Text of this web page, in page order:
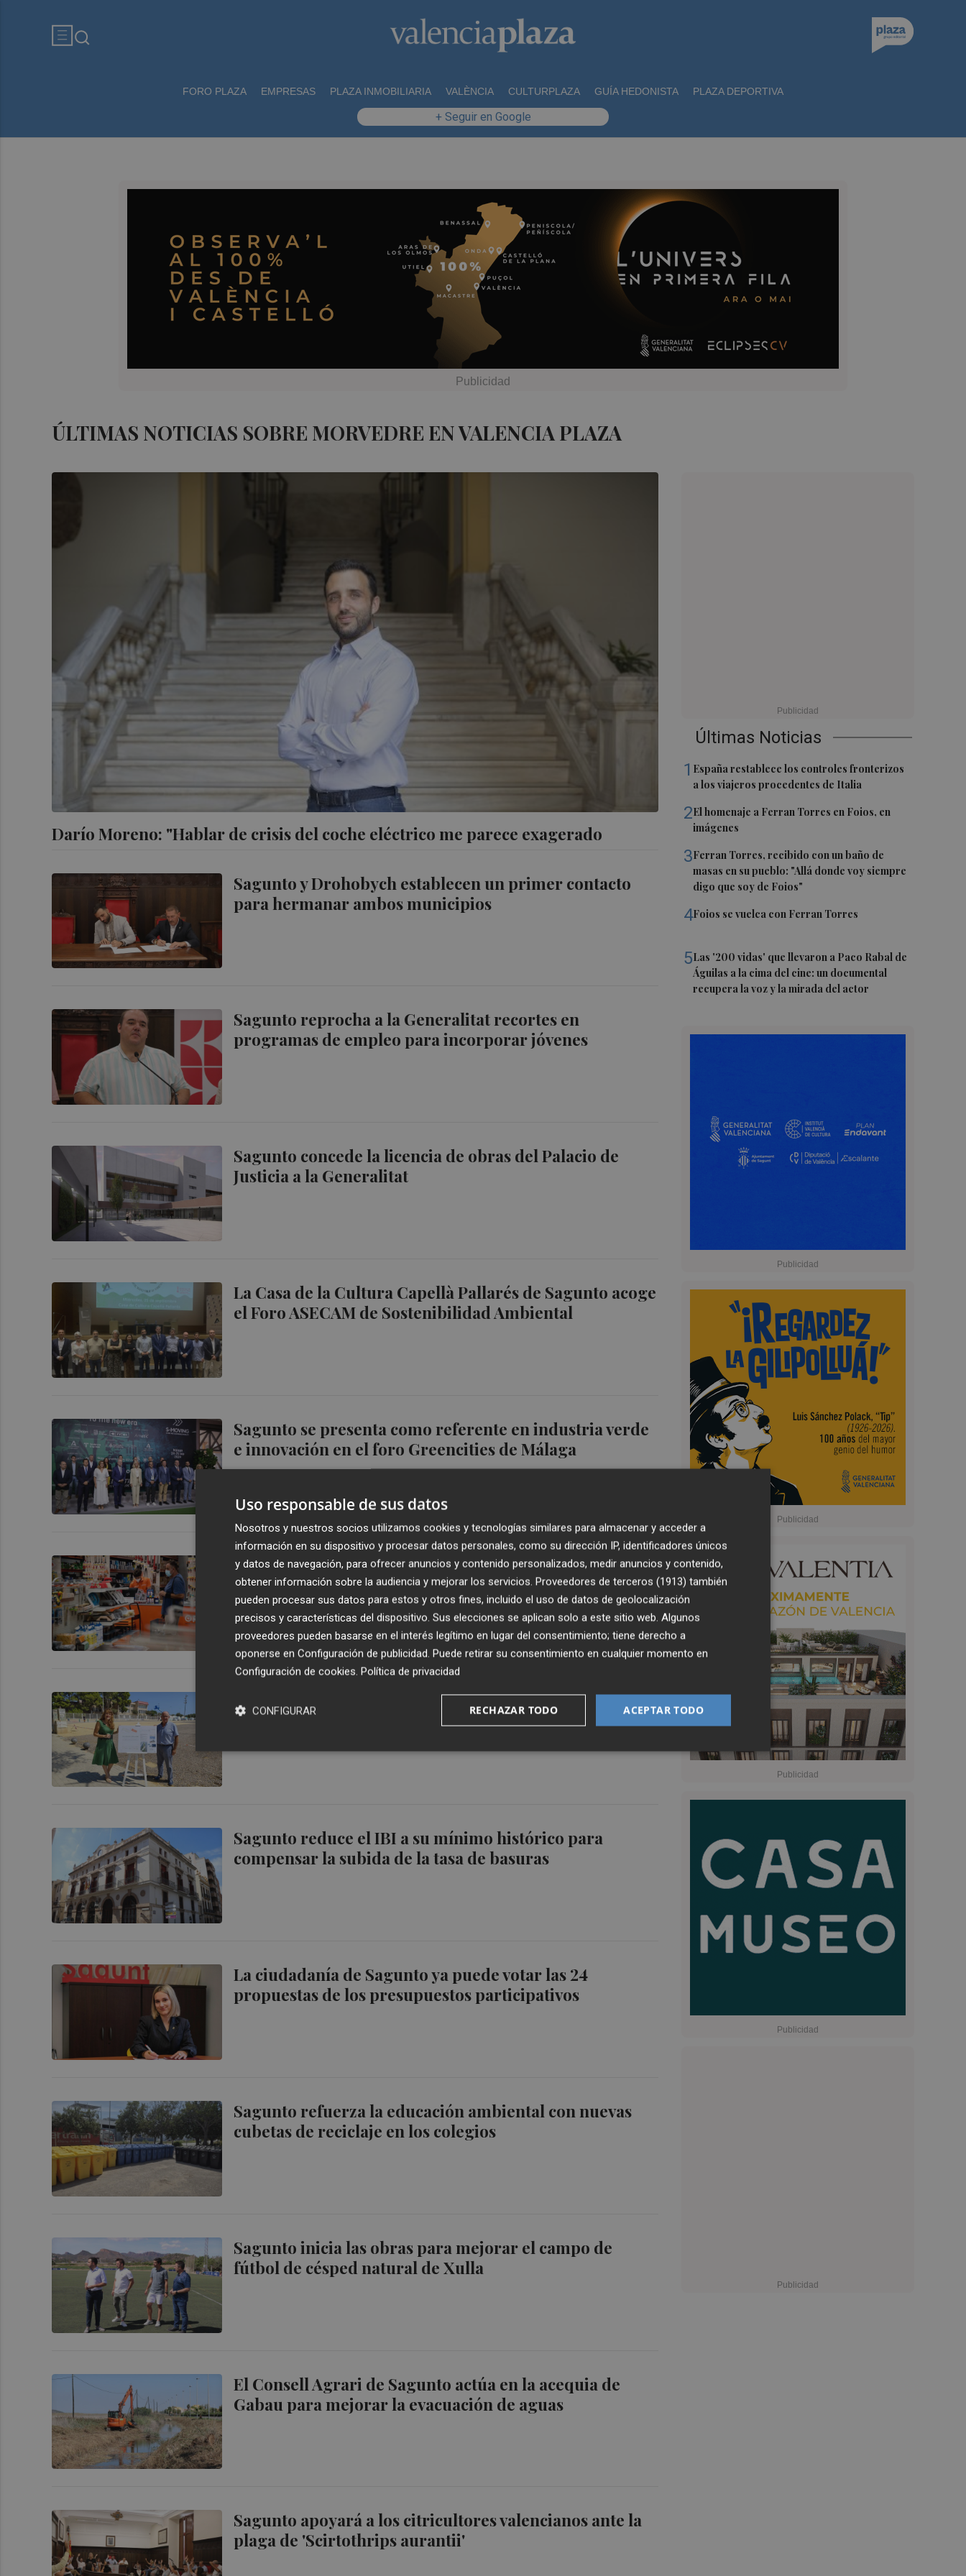
FORO PLAZA EMPRESAS PLAZA INMOBILIARIA VALÈNCIA CULTURPLAZA GUÍA HEDONISTA PLAZA DEPORTIVA
+ Seguir en Google
ÚLTIMAS NOTICIAS SOBRE MORVEDRE EN VALENCIA PLAZA
Darío Moreno: "Hablar de crisis del coche eléctrico me parece exagerado
Sagunto y Drohobych establecen un primer contacto
para hermanar ambos municipios
Sagunto reprocha a la Generalitat recortes en
programas de empleo para incorporar jóvenes
Sagunto concede la licencia de obras del Palacio de
Justicia a la Generalitat
La Casa de la Cultura Capellà Pallarés de Sagunto acoge
el Foro ASECAM de Sostenibilidad Ambiental
Sagunto se presenta como referente en industria verde
e innovación en el foro Greencities de Málaga
Sagunto impulsa la economía circular en el comercio
local con una acción formativa
El grup de Compromís a Sagunt presentarà a la
ciutadania la seua proposta de plaça pública
Sagunto reduce el IBI a su mínimo histórico para
compensar la subida de la tasa de basuras
La ciudadanía de Sagunto ya puede votar las 24
propuestas de los presupuestos participativos
Sagunto refuerza la educación ambiental con nuevas
cubetas de reciclaje en los colegios
Sagunto inicia las obras para mejorar el campo de
fútbol de césped natural de Xulla
El Consell Agrari de Sagunto actúa en la acequia de
Gabau para mejorar la evacuación de aguas
Sagunto apoyará a los citricultores valencianos ante la
plaga de 'Scirtothrips aurantii'
Últimas Noticias
1 España restablece los controles fronterizos
a los viajeros procedentes de Italia
2El homenaje a Ferran Torres en Foios, en
imágenes
3Ferran Torres, recibido con un baño de
masas en su pueblo: "Allá donde voy siempre
digo que soy de Foios"
4Foios se vuelca con Ferran Torres
5Las '200 vidas' que llevaron a Paco Rabal de
Águilas a la cima del cine: un documental
recupera la voz y la mirada del actor
Uso responsable de sus datos
Nosotros y nuestros socios utilizamos cookies y tecnologías similares para almacenar y acceder a
información en su dispositivo y procesar datos personales, como su dirección IP, identificadores únicos
y datos de navegación, para ofrecer anuncios y contenido personalizados, medir anuncios y contenido,
obtener información sobre la audiencia y mejorar los servicios. Proveedores de terceros (1913) también
pueden procesar sus datos para estos y otros fines, incluido el uso de datos de geolocalización
precisos y características del dispositivo. Sus elecciones se aplican solo a este sitio web. Algunos
proveedores pueden basarse en el interés legítimo en lugar del consentimiento; tiene derecho a
oponerse en Configuración de publicidad. Puede retirar su consentimiento en cualquier momento en
Configuración de cookies. Política de privacidad
ACEPTAR TODO
RECHAZAR TODO
CONFIGURAR